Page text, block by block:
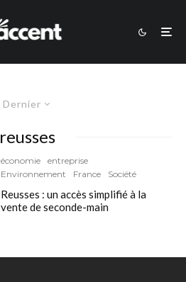
Dernier
reusses
économie
entreprise
Environnement
France Société
Reusses : un accès simplifié à la
vente de seconde-main